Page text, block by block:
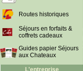
Routes historiques
Séjours en forfaits &
coffrets cadeaux
Guides papier Séjours
aux Chateaux
L'entreprise